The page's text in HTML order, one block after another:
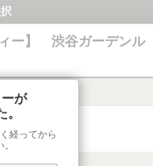
ィー】 渋谷ガーデンル
が
経ってから